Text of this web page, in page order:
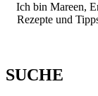
Ich bin Mareen,
Rezepte und
SUCHE